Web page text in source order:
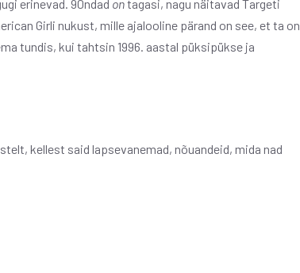
erinevad. 90ndad ontagasi, nagu näitavad Targeti
Girli nukust, mille ajalooline pärand on see, et ta on
tundis, kui tahtsin 1996. aastal püksipükse ja
kellest said lapsevanemad, nõuandeid, mida nad